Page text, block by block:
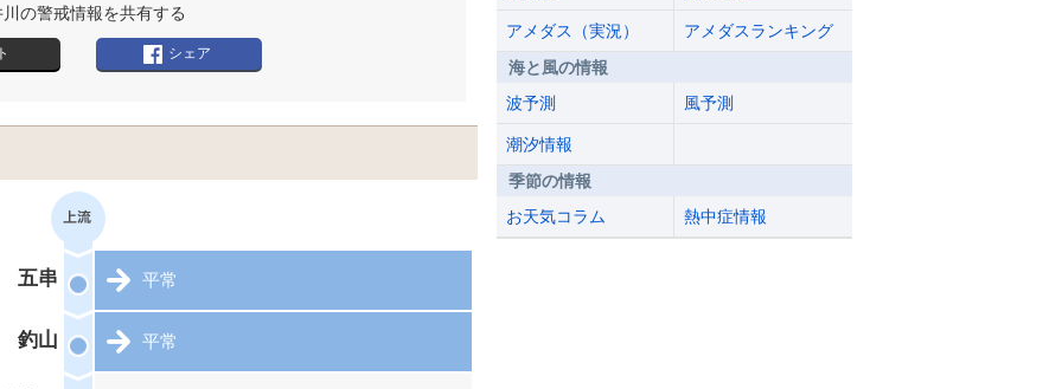
の警戒情報を共有する
シェア
五串 平常
釣山 平常
アメダス（実況）
アメダスランキング
海と風の情報
波予測
風予測
潮汐情報
季節の情報
お天気コラム
熱中症情報